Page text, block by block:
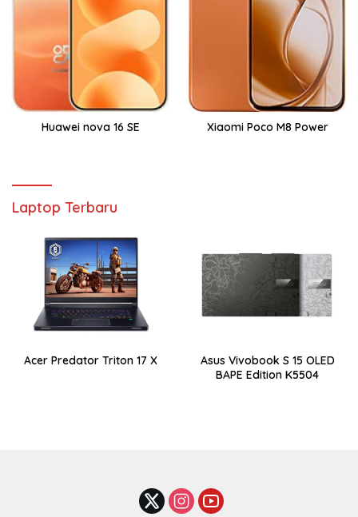
Huawei nova 16 SE Xiaomi Poco M8 Power
Laptop Terbaru
Acer Predator Triton 17 X
Asus Vivobook S 15 OLED
BAPE Edition K5504